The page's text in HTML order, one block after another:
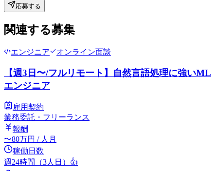
応募する
関連する募集
エンジニア オンライン面談
【週3日〜/フルリモート】自然言語処理に強いML
エンジニア
雇用契約
業務委託・フリーランス
報酬
〜80万円 / 人月
稼働日数
週24時間（3人日） 👍